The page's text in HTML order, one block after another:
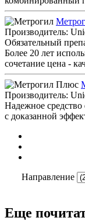
Производитель:
Обязательный
Более 20 лет
сочетание цена -
Производитель:
Надежное
с доказанной
Направление
Еще